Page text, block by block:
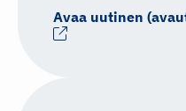
Avaa uutinen